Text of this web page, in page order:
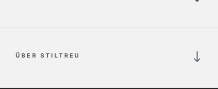
ÜBER STILTREU